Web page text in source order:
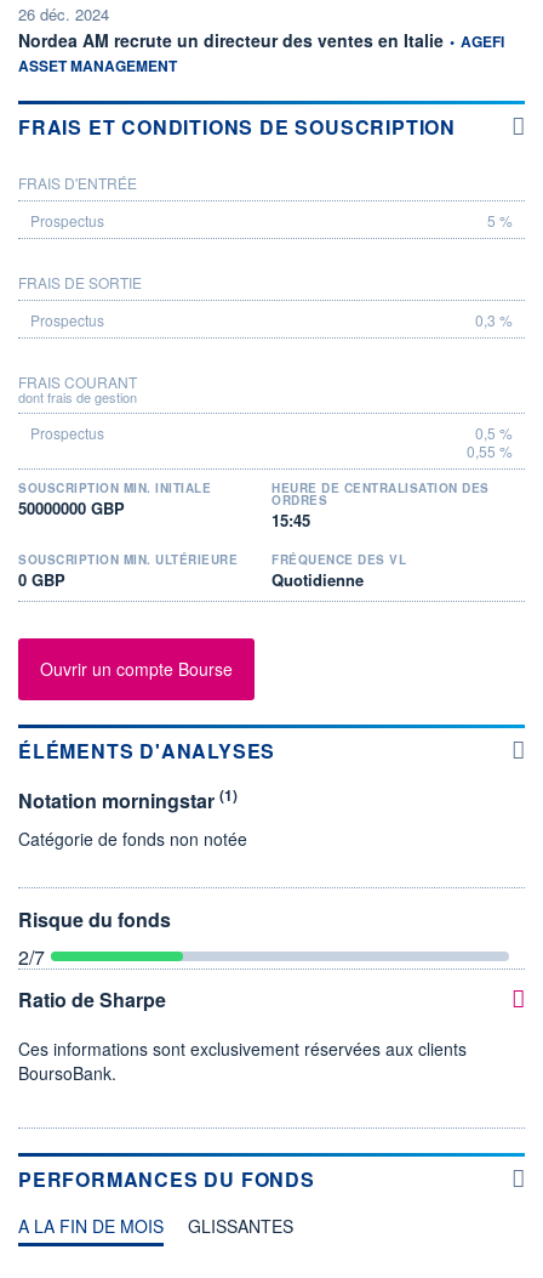
26 déc. 2024
Nordea AM recrute un directeur des ventes en Italie information
• AGEFI
ASSET MANAGEMENT
FRAIS ET CONDITIONS DE SOUSCRIPTION
PROSPECTUS
FRAIS D'ENTRÉE
5 %
FRAIS DE SORTIE
0,3 %
FRAIS COURANT
dont frais de gestion
0,5 %
0,55 %
SOUSCRIPTION MIN. INITIALE
50000000 GBP
HEURE DE CENTRALISATION DES
ORDRES
15:45
SOUSCRIPTION MIN. ULTÉRIEURE
0 GBP
FRÉQUENCE DES VL
Quotidienne
Ouvrir un compte Bourse
ÉLÉMENTS D'ANALYSES
Notation morningstar (1)
Catégorie de fonds non notée
Risque du fonds
2/7
Ratio de Sharpe
Ces informations sont exclusivement réservées aux clients
BoursoBank.
PERFORMANCES DU FONDS
A LA FIN DE MOIS GLISSANTES